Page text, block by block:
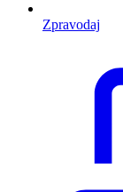
Zpravodaj